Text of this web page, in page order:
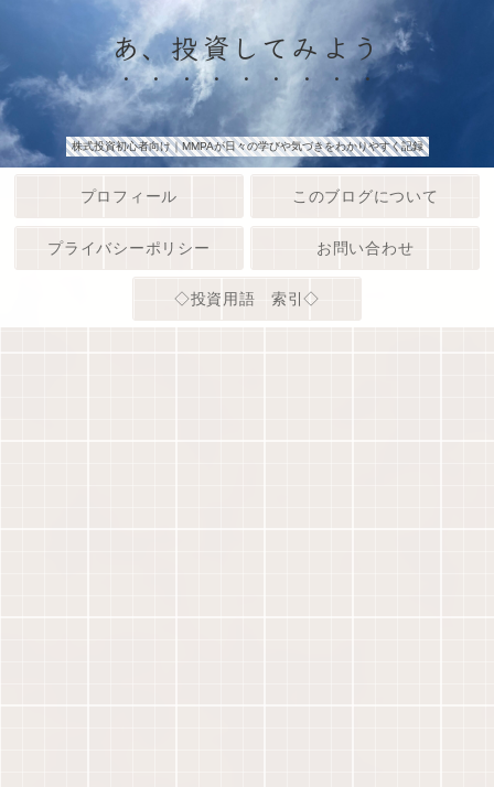
あ、投資してみよう
株式投資初心者向け｜MMPAが日々の学びや気づきをわかりやすく記録
プロフィール このブログについて
プライバシーポリシー お問い合わせ
◇投資用語 索引◇